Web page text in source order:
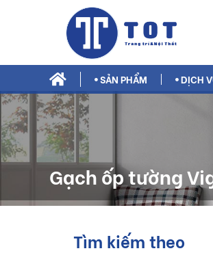
SẢN PHẨM DỊCH
Gạch ốp tường
Tìm kiếm theo